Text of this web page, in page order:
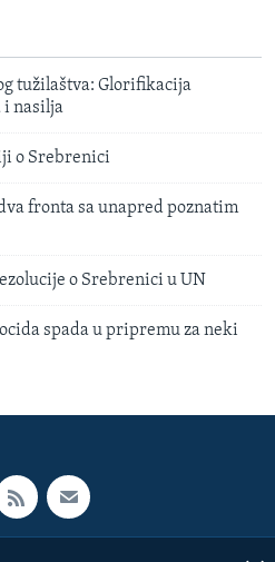
tužilaštva: Glorifikacija
i nasilja
o Srebrenici
fronta sa unapred poznatim
o Srebrenici u UN
spada u pripremu za neki